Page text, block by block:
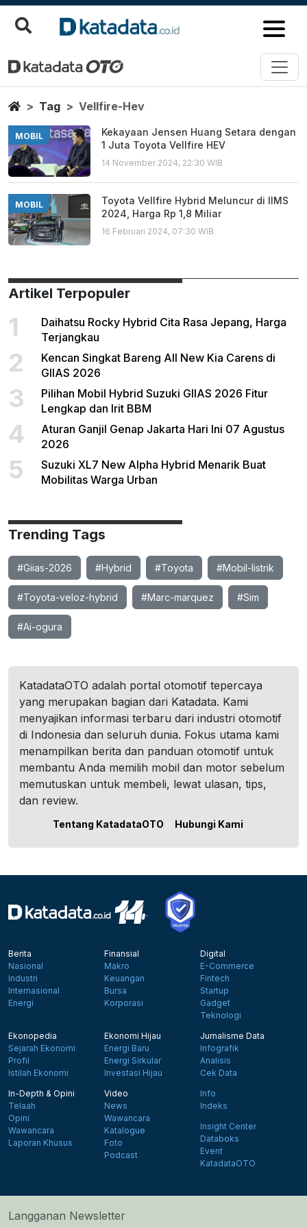
Vellfire Hev
Berita Terbaru
HomeTag Vellfire-Hev
MOBIL
Kekayaan Jensen Huang Setara dengan
1 Juta Toyota Vellfire HEV
14 November 2024, 22:30 WIB
MOBIL
Toyota Vellfire Hybrid Meluncur di IIMS
2024, Harga Rp 1,8 Miliar
16 Februari 2024, 07:30 WIB
Artikel Terpopuler
1
Daihatsu Rocky Hybrid Cita Rasa Jepang, Harga
Terjangkau
2
Kencan Singkat Bareng All New Kia Carens di
GIIAS 2026
3
Pilihan Mobil Hybrid Suzuki GIIAS 2026 Fitur
Lengkap dan Irit BBM
4
Aturan Ganjil Genap Jakarta Hari Ini 07 Agustus
2026
5
Suzuki XL7 New Alpha Hybrid Menarik Buat
Mobilitas Warga Urban
Trending Tags
#Giias-2026 #Hybrid #Toyota #Mobil-listrik
#Toyota-veloz-hybrid #Marc-marquez #Sim
#Ai-ogura
KatadataOTO adalah portal otomotif tepercaya
yang merupakan bagian dari Katadata. Kami
menyajikan informasi terbaru dari industri otomotif
di Indonesia dan seluruh dunia. Fokus utama kami
menampilkan berita dan panduan otomotif untuk
membantu Anda memilih mobil dan motor sebelum
memutuskan untuk membeli, lewat ulasan, tips,
dan review.
Tentang KatadataOTO Hubungi Kami
Berita
Nasional
Industri
Internasional
Energi
Finansial
Makro
Keuangan
Bursa
Korporasi
Digital
E-Commerce
Fintech
Startup
Gadget
Teknologi
Ekonopedia
Sejarah Ekonomi
Profil
Istilah Ekonomi
Ekonomi Hijau
Energi Baru
Energi Sirkular
Investasi Hijau
Jurnalisme Data
Infografik
Analisis
Cek Data
In-Depth & Opini
Telaah
Opini
Wawancara
Laporan Khusus
Video
News
Wawancara
Katalogue
Foto
Podcast
Info
Indeks
Insight Center
Databoks
Event
KatadataOTO
Langganan Newsletter